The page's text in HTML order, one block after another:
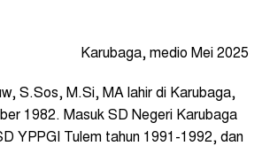
Karubaga, medio Mei 2025
S.Sos, M.Si, MA lahir di Karubaga,
1982. Masuk SD Negeri Karubaga
YPPGI Tulem tahun 1991-1992, dan